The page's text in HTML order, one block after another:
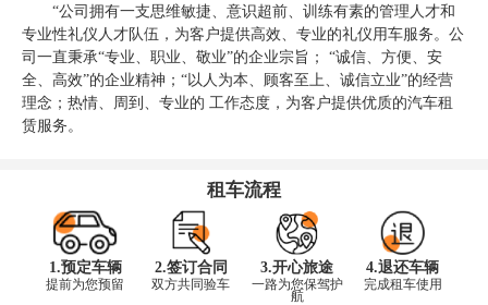
“公司拥有一支思维敏捷、意识超前、训练有素的管理人才和
专业性礼仪人才队伍，为客户提供高效、专业的礼仪用车服务。公
司一直秉承“专业、职业、敬业”的企业宗旨； “诚信、方便、安
全、高效”的企业精神；“以人为本、顾客至上、诚信立业”的经营
理念；热情、周到、专业的 工作态度，为客户提供优质的汽车租
赁服务。
租车流程
1.预定车辆
提前为您预留
2.签订合同
双方共同验车
3.开心旅途
一路为您保驾护
航
4.退还车辆
完成租车使用